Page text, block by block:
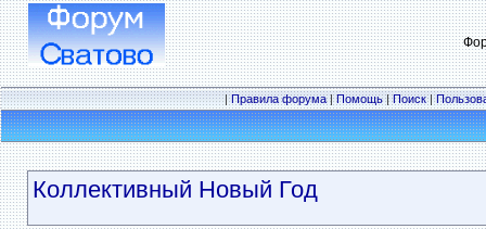
|Правила форума|Помощь|Поиск|
Коллективный Новый Год